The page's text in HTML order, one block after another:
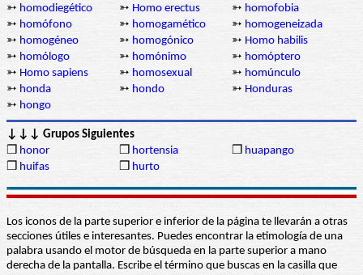
➳ homodiegético ➳ Homo erectus ➳ homofobia
➳ homófono ➳ homogamético ➳ homogeneizada
➳ homogéneo ➳ homogónico ➳ Homo habilis
➳ homólogo ➳ homónimo ➳ homóptero
➳ Homo sapiens ➳ homosexual ➳ homúnculo
➳ honda ➳ hondo ➳ Honduras
➳ hongo
↓↓↓ Grupos Siguientes
❒ honor ❒ hortensia ❒ huapango
❒ huifas ❒ hurto
Los iconos de la parte superior e inferior de la página te llevarán a otras
secciones útiles e interesantes. Puedes encontrar la etimología de una
palabra usando el motor de búsqueda en la parte superior a mano
derecha de la pantalla. Escribe el término que buscas en la casilla que